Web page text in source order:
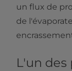
un flux de
de
L'un